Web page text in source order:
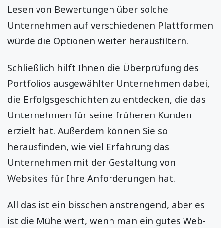
Lesen von Bewertungen über solche
Unternehmen auf verschiedenen Plattformen
würde die Optionen weiter herausfiltern.
Schließlich hilft Ihnen die Überprüfung des
Portfolios ausgewählter Unternehmen dabei,
die Erfolgsgeschichten zu entdecken, die das
Unternehmen für seine früheren Kunden
erzielt hat. Außerdem können Sie so
herausfinden, wie viel Erfahrung das
Unternehmen mit der Gestaltung von
Websites für Ihre Anforderungen hat.
All das ist ein bisschen anstrengend, aber es
ist die Mühe wert, wenn man ein gutes Web-